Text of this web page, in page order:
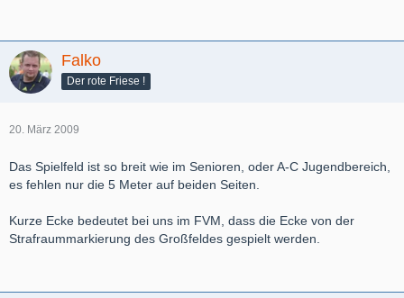
Falko
Der rote Friese !
20. März 2009
Das Spielfeld ist so breit wie im Senioren, oder A-C Jugendbereich,
es fehlen nur die 5 Meter auf beiden Seiten.
Kurze Ecke bedeutet bei uns im FVM, dass die Ecke von der
Strafraummarkierung des Großfeldes gespielt werden.